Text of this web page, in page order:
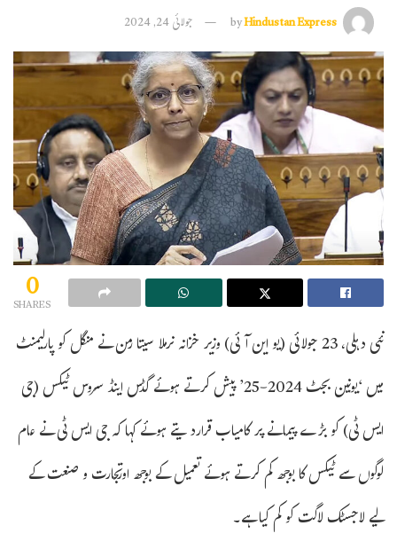
byHindustan Express جولائی 24, 2024
0
SHARES
نئی دہلی، 23 جولائی (یو این آئی) وزیر خزانہ نرملا سیتا رمن نے منگل کو پارلیمنٹ
میں ‘یونین بجٹ 2024-25’ پیش کرتے ہوئے گڈس اینڈ سروس ٹیکس (جی
ایس ٹی) کو بڑے پیمانے پر کامیاب قرارد یتے ہوئے کہا کہ جی ایس ٹی نے عام
لوگوں سے ٹیکس کا بوجھ کم کرتے ہوئے تعمیل کے بوجھ اورتجارت و صنعت کے
لیے لاجسٹک لاگت کو کم کیا ہے۔